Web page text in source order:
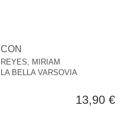
CON
REYES, MIRIAM
LA BELLA VARSOVIA
13,90 €